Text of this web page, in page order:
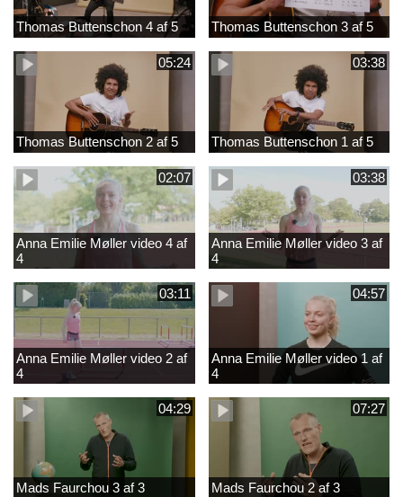
Thomas Buttenschon 4 af 5 Thomas Buttenschon 3 af 5
05:24
Thomas Buttenschon 2 af 5
03:38
Thomas Buttenschon 1 af 5
02:07
Anna Emilie Møller video 4 af
4
03:38
Anna Emilie Møller video 3 af
4
03:11
Anna Emilie Møller video 2 af
4
04:57
Anna Emilie Møller video 1 af
4
04:29
Mads Faurchou 3 af 3
07:27
Mads Faurchou 2 af 3